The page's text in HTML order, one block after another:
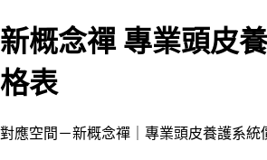
新概念禪 專業頭皮
格表
對應空間－新概念禪｜專業頭皮養護系統